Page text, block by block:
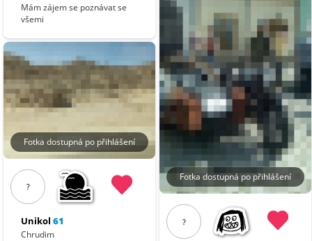
Mám zájem se poznávat se
všemi
Fotka dostupná po přihlášení
?
Unikol 61
Chrudim
Fotka dostupná po přihlášení
?